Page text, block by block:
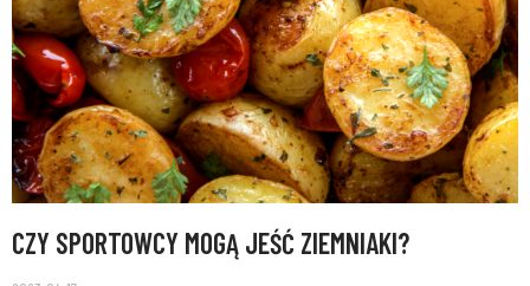
CZY SPORTOWCY MOGĄ JEŚĆ ZIEMNIAKI?